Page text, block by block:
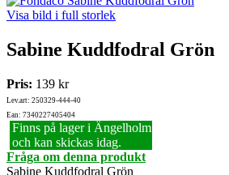
Visa bild i full storlek
Sabine Kuddfodral Grön
Pris: 139 kr
Lev.art: 250329-444-40
Ean: 7340227405404
Finns på lager i Ängelholm
och kan skickas idag.
Fråga om denna produkt
Sabine Kuddfodral Grön